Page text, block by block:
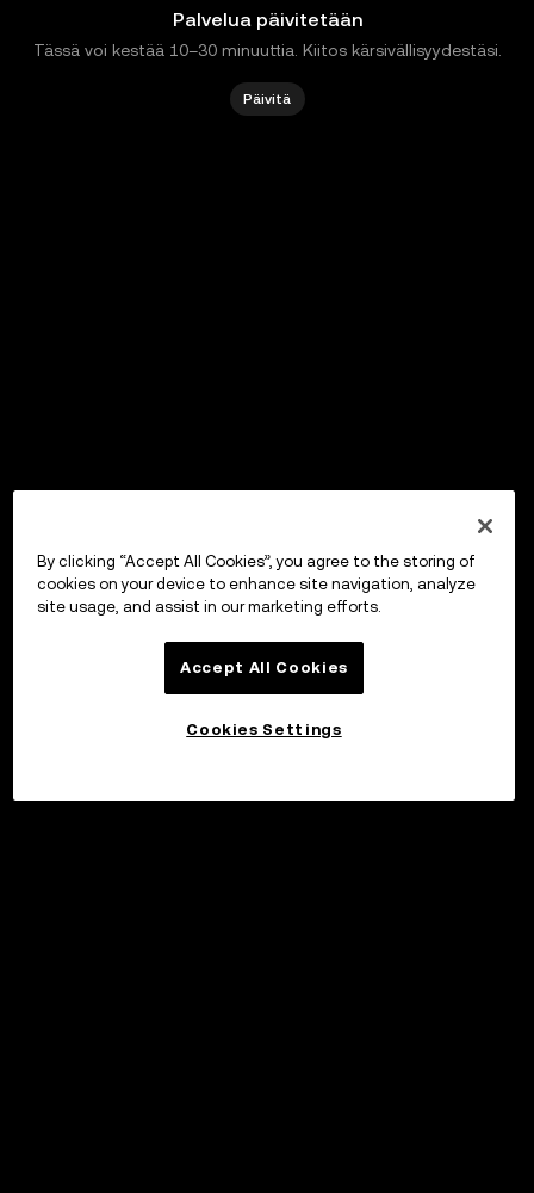
Palvelua päivitetään
Tässä voi kestää 10–30 minuuttia. Kiitos kärsivällisyydestäsi.
Päivitä
By clicking “Accept All Cookies”, you agree to the storing of
cookies on your device to enhance site navigation, analyze
site usage, and assist in our marketing efforts.
Accept All Cookies
Cookies Settings